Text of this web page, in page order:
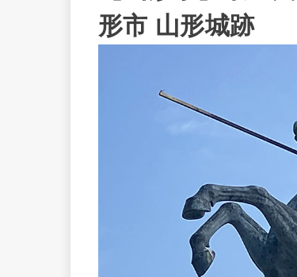
形市 山形城跡